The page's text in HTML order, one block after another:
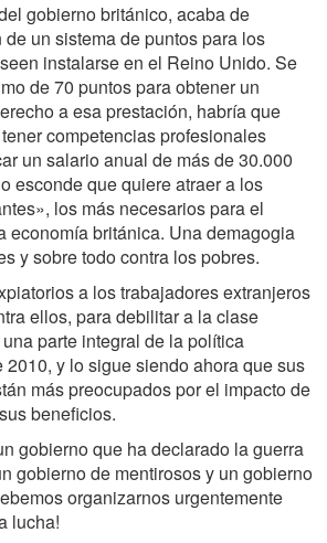
gobierno británico, acaba de
un sistema de puntos para los
instalarse en el Reino Unido. Se
de 70 puntos para obtener un
a esa prestación, habría que
competencias profesionales
un salario anual de más de 30.000
esconde que quiere atraer a los
los más necesarios para el
economía británica. Una demagogia
y sobre todo contra los pobres.
a los trabajadores extranjeros
ellos, para debilitar a la clase
parte integral de la política
y lo sigue siendo ahora que sus
más preocupados por el impacto de
beneficios.
gobierno que ha declarado la guerra
gobierno de mentirosos y un gobierno
organizarnos urgentemente
lucha!